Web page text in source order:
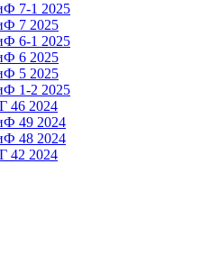
7-1 2025
7 2025
6-1 2025
6 2025
5 2025
1-2 2025
46 2024
49 2024
48 2024
42 2024